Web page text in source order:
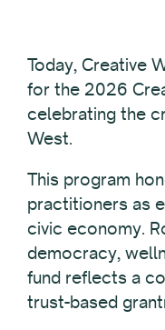
Today, Creative
for the 2026
celebrating the
West.
This program
practitioners as
civic economy.
democracy,
fund reflects a
trust-based